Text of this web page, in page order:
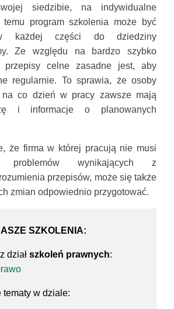
siedzibie, na indywidualne
temu program szkolenia może być
każdej części do dziedziny
Ze względu na bardzo szybko
przepisy celne zasadne jest, aby
regularnie. To sprawia, że osoby
co dzień w pracy zawsze mają
i informacje o planowanych
że firma w której pracują nie musi
wynikających z
przepisów, może się także
zmian odpowiednio przygotować.
SZKOLENIA:
dział szkoleń prawnych:
tematy w dziale: